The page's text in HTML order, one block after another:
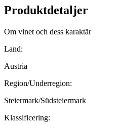
Produktdetaljer
Om vinet och dess karaktär
Land:
Austria
Region/Underregion:
Steiermark/Südsteiermark
Klassificering: